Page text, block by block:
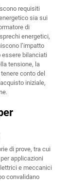
requisiti
sia sui
di
energetici,
l’impatto
essere bilanciati
tensione, la
conto del
iniziale,
di prove, tra cui
applicazioni
e meccanici
convalidano